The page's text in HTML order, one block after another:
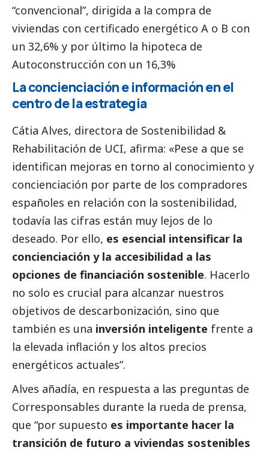
“convencional”, dirigida a la compra de
viviendas con certificado energético A o B con
un 32,6% y por último la hipoteca de
Autoconstrucción con un 16,3%
La concienciación e información en el
centro de la estrategia
Cátia Alves, directora de Sostenibilidad &
Rehabilitación de UCI, afirma: «Pese a que se
identifican mejoras en torno al conocimiento y
concienciación por parte de los compradores
españoles en relación con la sostenibilidad,
todavía las cifras están muy lejos de lo
deseado. Por ello, es esencial intensificar la
concienciación y la accesibilidad a las
opciones de financiación sostenible. Hacerlo
no solo es crucial para alcanzar nuestros
objetivos de descarbonización, sino que
también es una inversión inteligente frente a
la elevada inflación y los altos precios
energéticos actuales”.
Alves añadía, en respuesta a las preguntas de
Corresponsables durante la rueda de prensa,
que “por supuesto es importante hacer la
transición de futuro a viviendas sostenibles